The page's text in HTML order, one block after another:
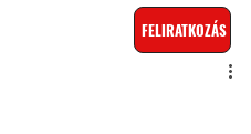
FELIRATKOZÁS